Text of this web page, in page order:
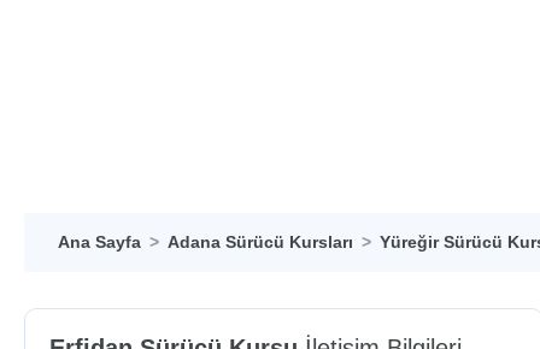
Ana Sayfa Adana Sürücü Kursları Yüreğir Sürücü